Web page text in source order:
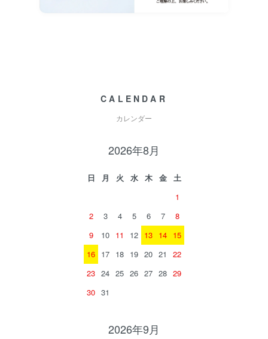
CALENDAR
カレンダー
2026年8月
日 月 火 水 木 金
土
1
2
3 4 5 6 7
8
9
10 11 12 13 14 15
16 17 18 19 20 21
22
23 24 25 26 27 28 29
30 31
2026年9月